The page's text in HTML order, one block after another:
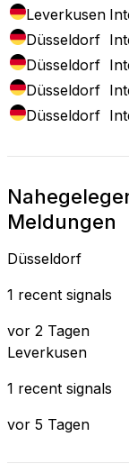
Leverkusen
Düsseldorf
Düsseldorf
Düsseldorf
Düsseldorf
Meldungen
Düsseldorf
1 recent signals
vor 2 Tagen
Leverkusen
1 recent signals
vor 5 Tagen